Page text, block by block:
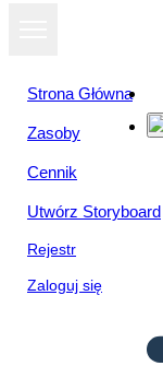
Strona Główna
Zasoby
Cennik
Utwórz Storyboard
Rejestr
Zaloguj się
Wyświetl jako
pokaz slajdów